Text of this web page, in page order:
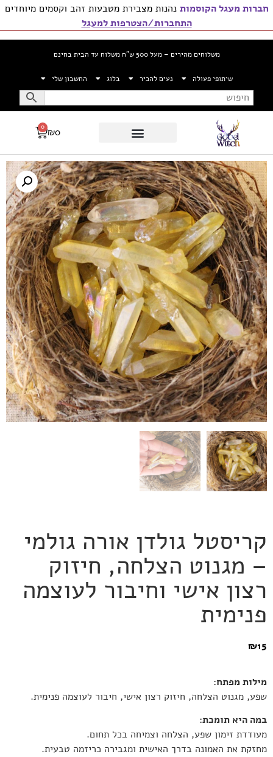
חברות מעגל הקוסמות נהנות מצבירת מטבעות זהב וקסמים מיוחדים
התחברות/הצטרפות למעגל
משלוחים מהירים – מעל 500 ש”ח משלוח עד הבית בחינם
שיתופי פעולה נעים להכיר בלוג החשבון שלי
₪0
0
קריסטל גולדן אורה גולמי
– מגנוט הצלחה, חיזוק
רצון אישי וחיבור לעוצמה
פנימית
₪15
מילות מפתח:
שפע, מגנוט הצלחה, חיזוק רצון אישי, חיבור לעוצמה פנימית.
במה היא תומכת:
מעודדת זימון שפע, הצלחה וצמיחה בכל תחום.
מחזקת את האמונה בדרך האישית ומגבירה כריזמה טבעית.